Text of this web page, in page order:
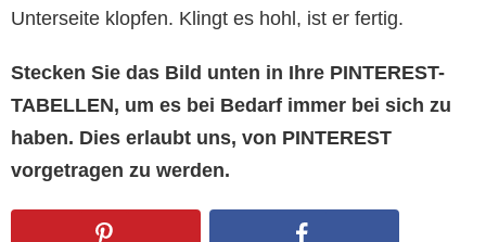
Unterseite klopfen. Klingt es hohl, ist er fertig.
Stecken Sie das Bild unten in Ihre PINTEREST-
TABELLEN, um es bei Bedarf immer bei sich zu
haben. Dies erlaubt uns, von PINTEREST
vorgetragen zu werden.